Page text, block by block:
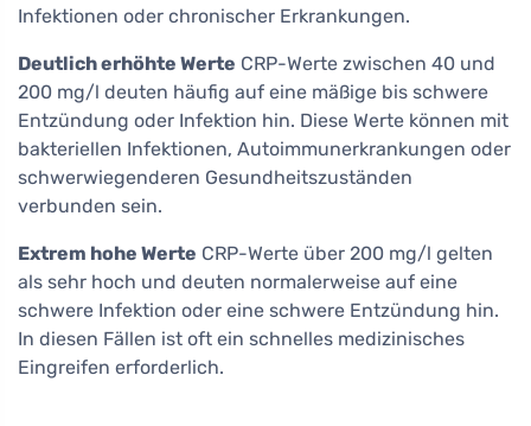
Infektionen oder chronischer Erkrankungen.
Deutlich erhöhte Werte CRP-Werte zwischen 40 und
200 mg/l deuten häufig auf eine mäßige bis schwere
Entzündung oder Infektion hin. Diese Werte können mit
bakteriellen Infektionen, Autoimmunerkrankungen oder
schwerwiegenderen Gesundheitszuständen
verbunden sein.
Extrem hohe Werte CRP-Werte über 200 mg/l gelten
als sehr hoch und deuten normalerweise auf eine
schwere Infektion oder eine schwere Entzündung hin.
In diesen Fällen ist oft ein schnelles medizinisches
Eingreifen erforderlich.